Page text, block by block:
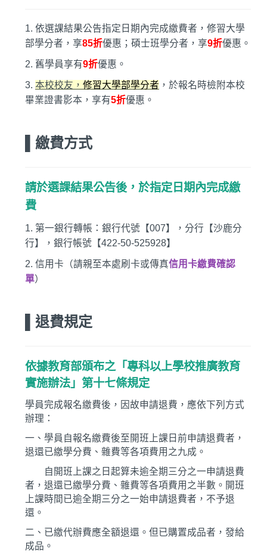
1. 依選課結果公告指定日期內完成繳費者，修習大學
部學分者，享85折優惠；碩士班學分者，享9折優惠。
2. 舊學員享有9折優惠。
3. 本校校友， 修習大學部學分者 ，於報名時檢附本校
畢業證書影本，享有5折優惠。
▌繳費方式
請於選課結果公告後，於指定日期內完成繳
費
1. 第一銀行轉帳：銀行代號【007】，分行【沙鹿分
行】，銀行帳號【422-50-525928】
2. 信用卡（請親至本處刷卡或傳真信用卡繳費確認
單）
▌退費規定
依據教育部頒布之「專科以上學校推廣教育
實施辦法」第十七條規定
學員完成報名繳費後，因故申請退費，應依下列方式
辦理：
一、學員自報名繳費後至開班上課日前申請退費者，
退還已繳學分費、雜費等各項費用之九成。
自開班上課之日起算未逾全期三分之一申請退費
者，退還已繳學分費、雜費等各項費用之半數。開班
上課時間已逾全期三分之一始申請退費者，不予退
還。
二、已繳代辦費應全額退還。但已購置成品者，發給
成品。